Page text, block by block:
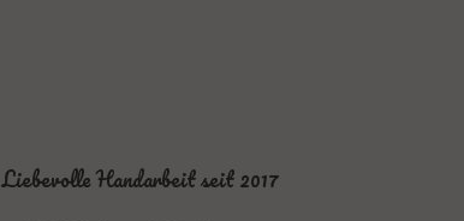
Liebevolle Handarbeit seit 2017